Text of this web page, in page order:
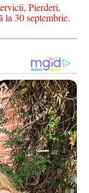
Pierderi,
30 septembrie.